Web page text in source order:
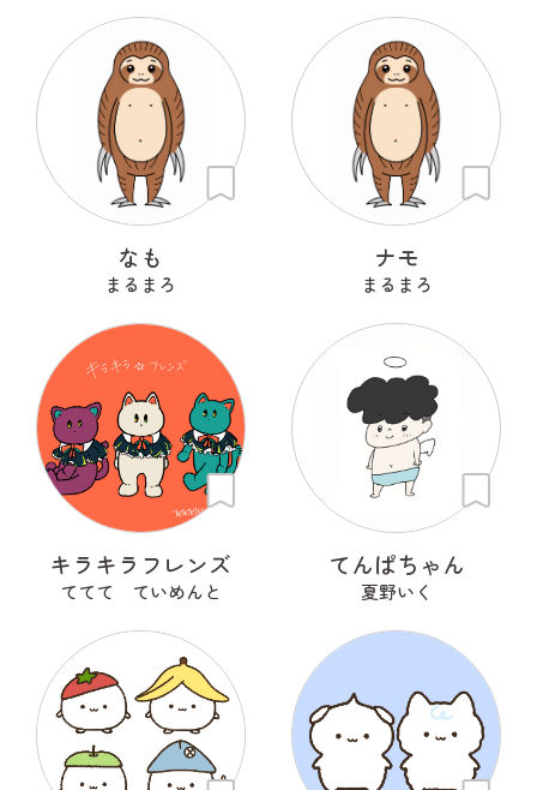
なも
まるまろ
ナモ
まるまろ
キラキラフレンズ
ててて ていめんと
てんぱちゃん
夏野いく